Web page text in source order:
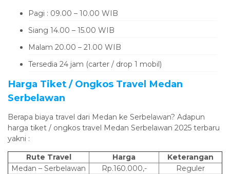
Pagi : 09.00 – 10.00 WIB
Siang 14.00 – 15.00 WIB
Malam 20.00 – 21.00 WIB
Tersedia 24 jam (carter / drop 1 mobil)
Harga Tiket / Ongkos Travel Medan
Serbelawan
Berapa biaya travel dari Medan ke Serbelawan? Adapun
harga tiket / ongkos travel Medan Serbelawan 2025 terbaru
yakni :
Rute Travel
Harga
Keterangan
Medan – Serbelawan
Rp.160.000,-
Reguler